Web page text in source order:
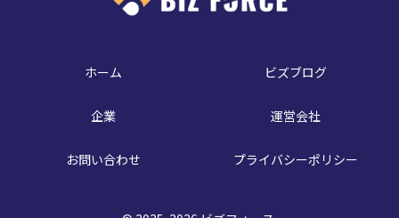
ホーム ビズブログ
企業 運営会社
お問い合わせ プライバシーポリシー